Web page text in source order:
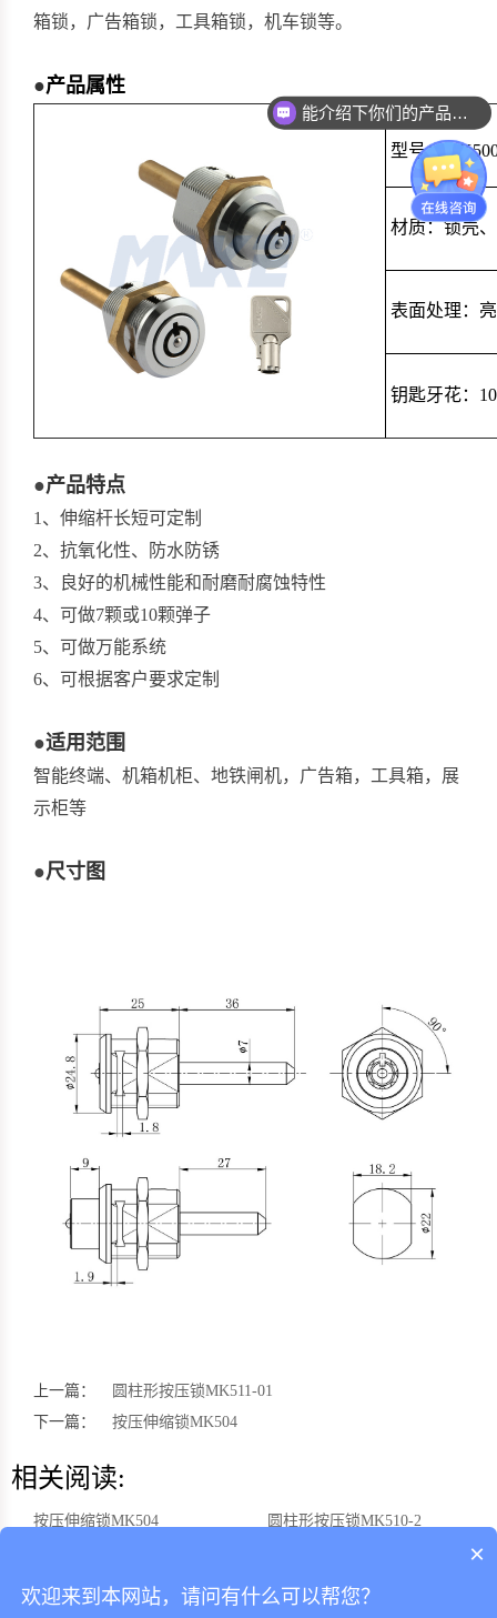
箱锁，广告箱锁，工具箱锁，机车锁等。
●产品属性
型号：
材质：锁壳
表面处理：
钥匙牙花：
●产品特点
1、伸缩杆长短可定制
2、抗氧化性、防水防锈
3、良好的机械性能和耐磨耐腐蚀特性
4、可做7颗或10颗弹子
5、可做万能系统
6、可根据客户要求定制
●适用范围
智能终端、机箱机柜、地铁闸机，广告箱，工具箱，展
示柜等
●尺寸图
上一篇：
圆柱形按压锁MK511-01
下一篇：
按压伸缩锁MK504
相关阅读:
按压伸缩锁MK504 圆柱形按压锁MK510-2
能介绍下你们的产品么？
×
欢迎来到本网站，请问有什么可以帮您？